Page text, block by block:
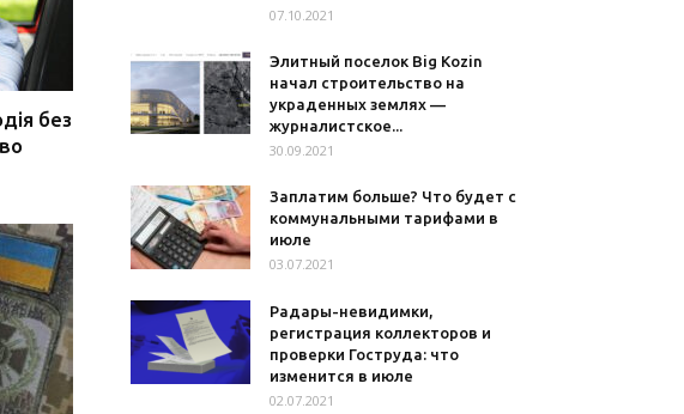
без
07.10.2021
Элитный поселок Big Kozin
начал строительство на
украденных землях —
журналистское...
30.09.2021
Заплатим больше? Что будет с
коммунальными тарифами в
июле
03.07.2021
Радары-невидимки,
регистрация коллекторов и
проверки Гоструда: что
изменится в июле
02.07.2021